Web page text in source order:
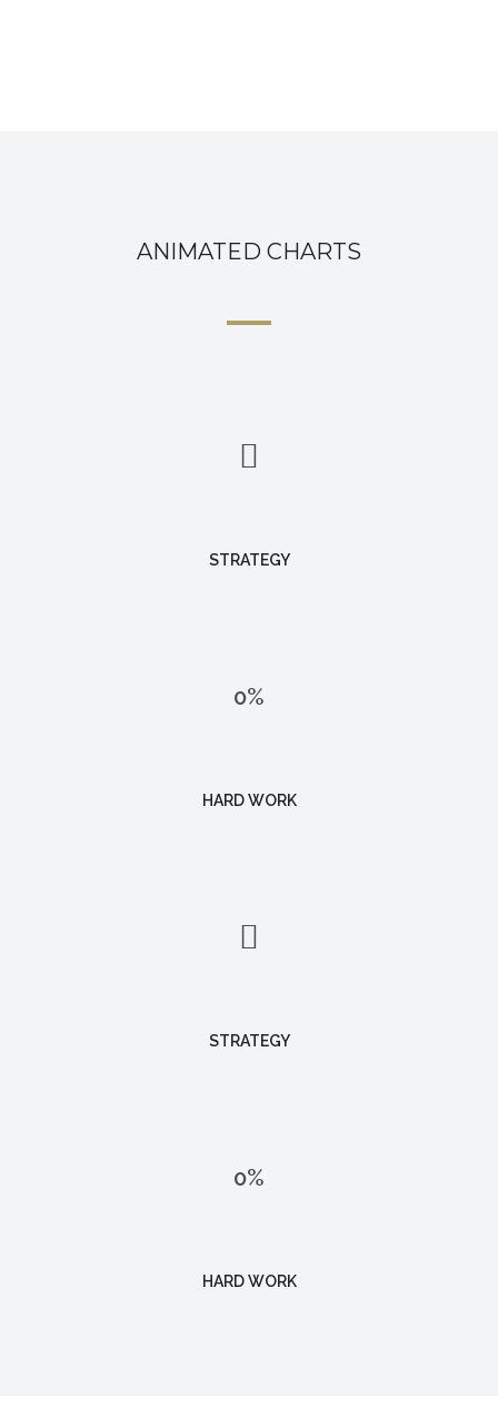
ANIMATED CHARTS
STRATEGY
0%
HARD WORK
STRATEGY
0%
HARD WORK